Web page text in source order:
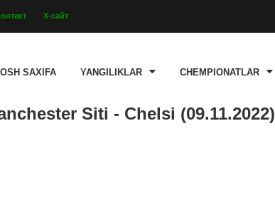
Х-сайт
SAXIFA YANGILIKLAR CHEMPIONATLAR
Siti - Chelsi (09.11.2022)